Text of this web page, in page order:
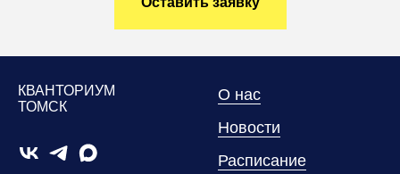
КВАНТОРИУМ
ТОМСК
О нас
Новости
Расписание